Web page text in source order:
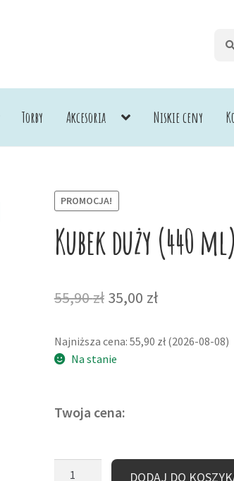
Torby Akcesoria Niskie ceny
PROMOCJA!
Kubek duży (440
55,90zł Pierwotna
wynosiła:
35,00 złAktualna
wynosi:
Najniższa cena: 55,90 zł(2026-08-08)
Na stanie
Twoja cena:
DODAJ DO